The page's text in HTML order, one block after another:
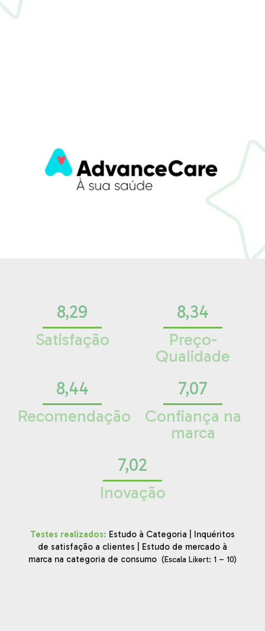
8,29
Satisfação
8,34
Preço-
Qualidade
8,44
Recomendação
7,07
Confiança na
marca
7,02
Inovação
Testes realizados: Estudo à Categoria | Inquéritos
de satisfação a clientes | Estudo de mercado à
marca na categoria de consumo (Escala Likert: 1 – 10)